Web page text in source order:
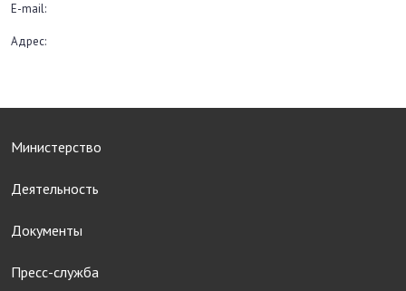
E-mail:
Адрес:
Министерство
Деятельность
Документы
Пресс-служба